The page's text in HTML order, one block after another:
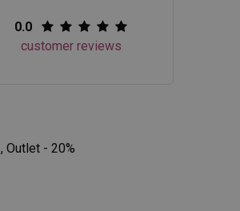
0.0
customer reviews
, Outlet - 20%